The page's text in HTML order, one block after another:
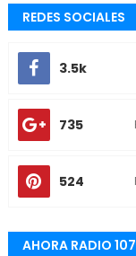
REDES SOCIALES
3.5k
735
524
AHORA RADIO 107